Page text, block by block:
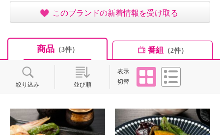
このブランドの新着情報を受け取る
商品（3件） 番組 （2件）
絞り込み 並び順
表示
切替
タイル